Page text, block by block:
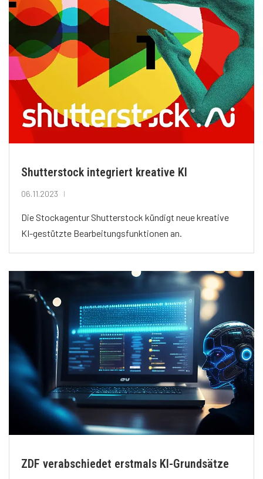
Shutterstock integriert kreative KI
06.11.2023
Die Stockagentur Shutterstock kündigt neue kreative
KI-gestützte Bearbeitungsfunktionen an.
ZDF verabschiedet erstmals KI-Grundsätze